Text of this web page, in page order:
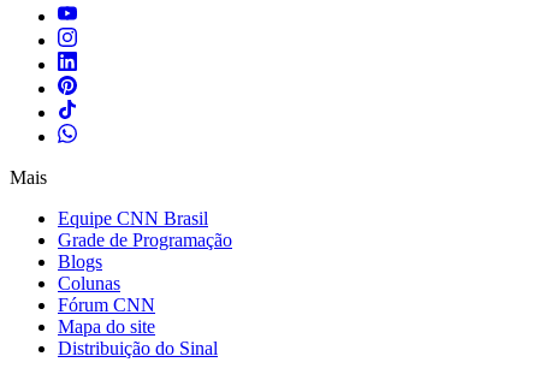
Mais
Equipe CNN Brasil
Grade de Programação
Blogs
Colunas
Fórum CNN
Mapa do site
Distribuição do Sinal